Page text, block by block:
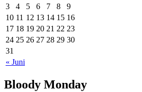
« Juni
3
4 5 6 7 8
9
10 11 12 13 14 15 16
17 18 19 20 21 22 23
24 25 26 27 28 29 30
31
Bloody Monday